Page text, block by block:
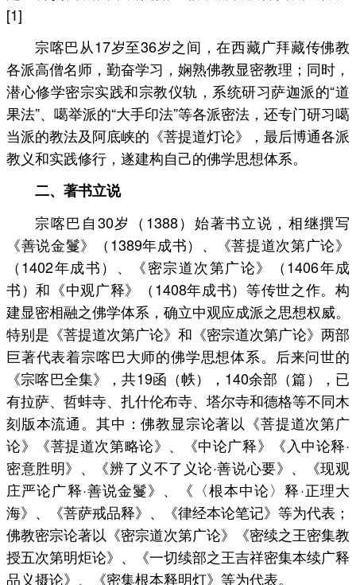
[1]
宗喀巴从17岁至36岁之间，在西藏广拜藏传佛教
各派高僧名师，勤奋学习，娴熟佛教显密教理；同时，
潜心修学密宗实践和宗教仪轨，系统研习萨迦派的“道
果法”、噶举派的“大手印法”等各派密法，还专门研习噶
当派的教法及阿底峡的《菩提道灯论》，最后博通各派
教义和实践修行，遂建构自己的佛学思想体系。
二、著书立说
宗喀巴自30岁（1388）始著书立说，相继撰写
《善说金鬘》（1389年成书）、《菩提道次第广论》
（1402年成书）、《密宗道次第广论》（1406年成
书）和《中观广释》（1408年成书）等传世之作。构
建显密相融之佛学体系，确立中观应成派之思想权威。
特别是《菩提道次第广论》和《密宗道次第广论》两部
巨著代表着宗喀巴大师的佛学思想体系。后来问世的
《宗喀巴全集》，共19函（帙），140余部（篇），已
有拉萨、哲蚌寺、扎什伦布寺、塔尔寺和德格等不同木
刻版本流通。其中：佛教显宗论著以《菩提道次第广
论》《菩提道次第略论》、《中论广释》《入中论释·
密意胜明》、《辨了义不了义论·善说心要》、《现观
庄严论广释·善说金鬘》、《〈根本中论〉释·正理大
海》、《菩萨戒品释》、《律经本论笔记》等为代表；
佛教密宗论著以《密宗道次第广论》《密续之王密集教
授五次第明炬论》、《一切续部之王吉祥密集本续广释
品义摄论》、《密集根本释明灯》等为代表。